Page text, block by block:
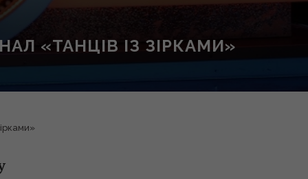
«ТАНЦІВ ІЗ ЗІРКАМИ»